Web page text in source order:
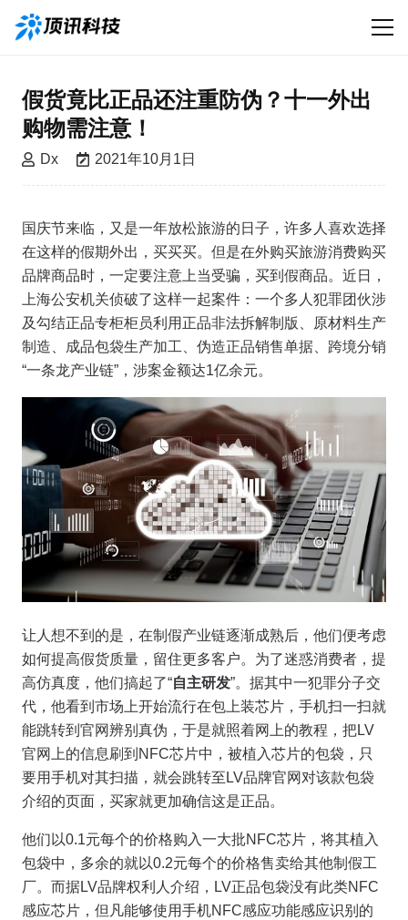
假货竟比正品还注重防伪？十一外出
购物需注意！
Dx 2021年10月1日
国庆节来临，又是一年放松旅游的日子，许多人喜欢选择
在这样的假期外出，买买买。但是在外购买旅游消费购买
品牌商品时，一定要注意上当受骗，买到假商品。近日，
上海公安机关侦破了这样一起案件：一个多人犯罪团伙涉
及勾结正品专柜柜员利用正品非法拆解制版、原材料生产
制造、成品包袋生产加工、伪造正品销售单据、跨境分销
“一条龙产业链”，涉案金额达1亿余元。
让人想不到的是，在制假产业链逐渐成熟后，他们便考虑
如何提高假货质量，留住更多客户。为了迷惑消费者，提
高仿真度，他们搞起了“自主研发”。据其中一犯罪分子交
代，他看到市场上开始流行在包上装芯片，手机扫一扫就
能跳转到官网辨别真伪，于是就照着网上的教程，把LV
官网上的信息刷到NFC芯片中，被植入芯片的包袋，只
要用手机对其扫描，就会跳转至LV品牌官网对该款包袋
介绍的页面，买家就更加确信这是正品。
他们以0.1元每个的价格购入一大批NFC芯片，将其植入
包袋中，多余的就以0.2元每个的价格售卖给其他制假工
厂。而据LV品牌权利人介绍，LV正品包袋没有此类NFC
感应芯片，但凡能够使用手机NFC感应功能感应识别的